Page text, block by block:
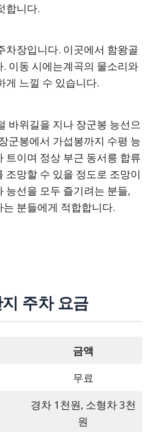
합니다.
차장입니다. 이곳에서 함왕골
이동 시에는계곡의 물소리와
게 느낄 수 있습니다.
바위길을 지나 장군봉 능선으
군봉에서 가섭봉까지 수평 능
트이며 정상 부근 동서릉 합류
조망할 수 있을 정도로 조망이
능선을 모두 즐기려는 분들,
분들에게 적합합니다.
주차 요금
금액
무료
경차 1천원, 소형차 3천
원